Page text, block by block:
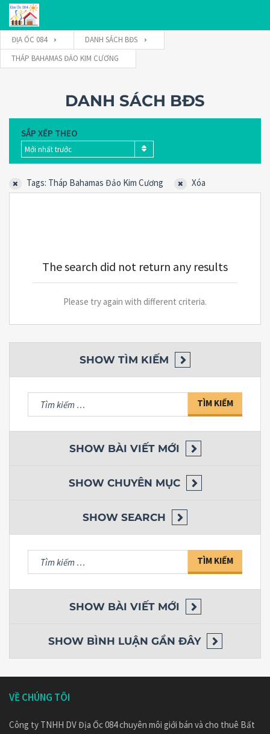
Mật khẩu
ĐỊA ỐC 084
DANH SÁCH BĐS
THÁP BAHAMAS ĐẢO KIM CƯƠNG
DANH SÁCH BĐS
SẮP XẾP THEO
Mới nhất trước
Tags: Tháp Bahamas Đảo Kim Cương Xóa
The search did not return any results
Please try again with different criteria.
SHOW TÌM KIẾM
Tìm
kiếm
SHOW BÀI VIẾT MỚI
SHOW CHUYÊN MỤC
SHOW SEARCH
Tìm
kiếm
SHOW BÀI VIẾT MỚI
SHOW BÌNH LUẬN GẦN ĐÂY
VỀ CHÚNG TÔI
Công ty TNHH DV Địa Ốc 084 chuyên môi giới bán và cho thuê Bất